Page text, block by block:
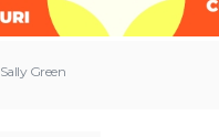
Sally Green